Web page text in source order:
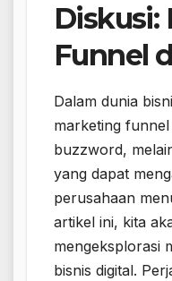
Diskusi:
Funnel
Dalam dunia
marketing
buzzword,
yang dapat
perusahaan
artikel ini, kita
mengeksplorasi
bisnis digital.